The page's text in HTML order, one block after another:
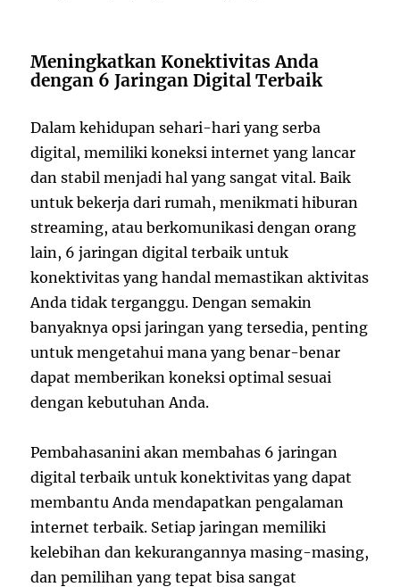
Meningkatkan Konektivitas Anda
dengan 6 Jaringan Digital Terbaik
Dalam kehidupan sehari-hari yang serba
digital, memiliki koneksi internet yang lancar
dan stabil menjadi hal yang sangat vital. Baik
untuk bekerja dari rumah, menikmati hiburan
streaming, atau berkomunikasi dengan orang
lain, 6 jaringan digital terbaik untuk
konektivitas yang handal memastikan aktivitas
Anda tidak terganggu. Dengan semakin
banyaknya opsi jaringan yang tersedia, penting
untuk mengetahui mana yang benar-benar
dapat memberikan koneksi optimal sesuai
dengan kebutuhan Anda.
Pembahasanini akan membahas 6 jaringan
digital terbaik untuk konektivitas yang dapat
membantu Anda mendapatkan pengalaman
internet terbaik. Setiap jaringan memiliki
kelebihan dan kekurangannya masing-masing,
dan pemilihan yang tepat bisa sangat